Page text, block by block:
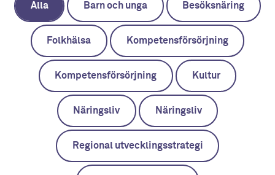
Alla Barn och unga Besöksnäring
Folkhälsa Kompetensförsörjning
Kompetensförsörjning Kultur
Näringsliv Näringsliv
Regional utvecklingsstrategi